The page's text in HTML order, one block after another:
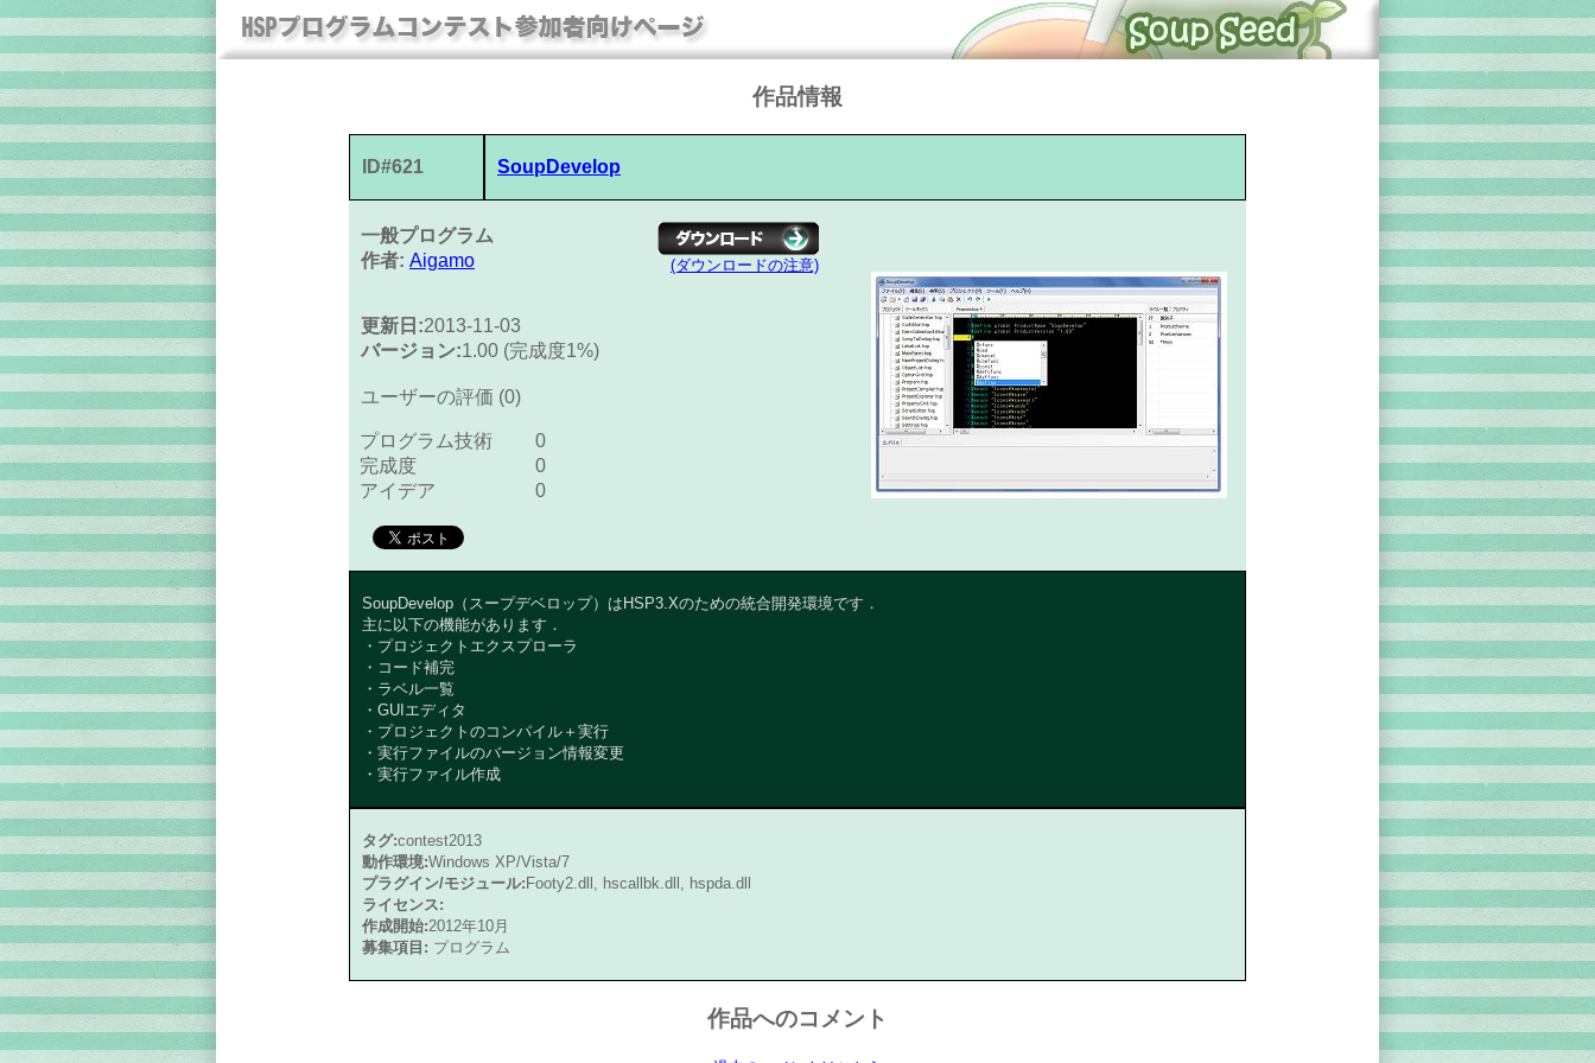
作品情報
ID#621 SoupDevelop
一般プログラム
作者: Aigamo (ダウンロードの注意)
更新日:2013-11-03
バージョン:1.00 (完成度1%)
ユーザーの評価 (0)
プログラム技術
0
完成度
0
アイデア
0
SoupDevelop（スープデベロップ）はHSP3.Xのための統合開発環境です．
主に以下の機能があります．
・プロジェクトエクスプローラ
・コード補完
・ラベル一覧
・GUIエディタ
・プロジェクトのコンパイル＋実行
・実行ファイルのバージョン情報変更
・実行ファイル作成
タグ:contest2013
動作環境:Windows XP/Vista/7
プラグイン/モジュール: Footy2.dll, hscallbk.dll, hspda.dll
ライセンス:
作成開始:2012年10月
募集項目: プログラム
作品へのコメント